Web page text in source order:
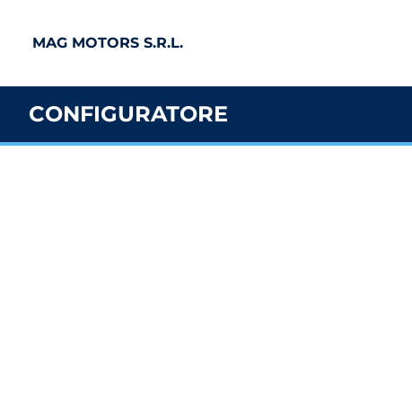
MAG MOTORS S.R.L.
CONFIGURATORE